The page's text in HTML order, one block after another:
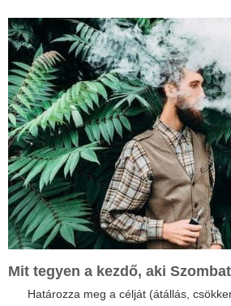
Mit tegyen a kezdő, aki
Határozza meg a célját (átállás,